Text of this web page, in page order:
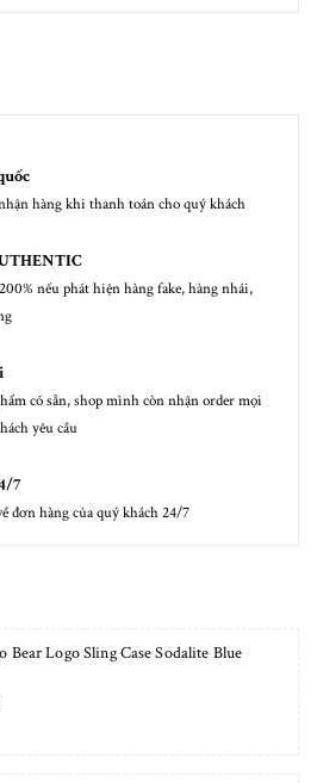
hàng khi thanh toán cho quý khách
nếu phát hiện hàng fake, hàng nhái,
có sẵn, shop mình còn nhận order mọi
yêu cầu
7
đơn hàng của quý khách 24/7
Bear Logo Sling Case Sodalite Blue